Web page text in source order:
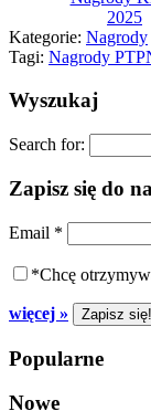
2025
Kategorie: Nagrody
Tagi: Nagrody
Wyszukaj
Search for:
Zapisz się do
Email *
*Chcę
więcej »
Popularne
Nowe